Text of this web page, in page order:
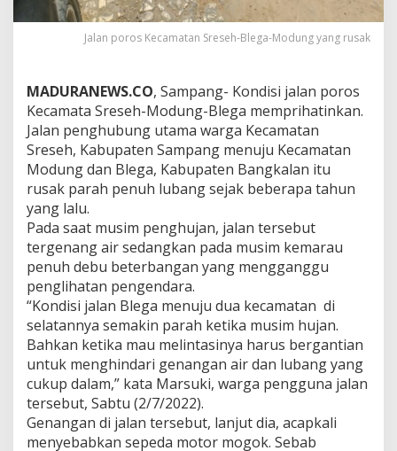
Jalan poros Kecamatan Sreseh-Blega-Modung yang rusak
MADURANEWS.CO, Sampang- Kondisi jalan poros
Kecamata Sreseh-Modung-Blega memprihatinkan.
Jalan penghubung utama warga Kecamatan
Sreseh, Kabupaten Sampang menuju Kecamatan
Modung dan Blega, Kabupaten Bangkalan itu
rusak parah penuh lubang sejak beberapa tahun
yang lalu.
Pada saat musim penghujan, jalan tersebut
tergenang air sedangkan pada musim kemarau
penuh debu beterbangan yang mengganggu
penglihatan pengendara.
“Kondisi jalan Blega menuju dua kecamatan di
selatannya semakin parah ketika musim hujan.
Bahkan ketika mau melintasinya harus bergantian
untuk menghindari genangan air dan lubang yang
cukup dalam,” kata Marsuki, warga pengguna jalan
tersebut, Sabtu (2/7/2022).
Genangan di jalan tersebut, lanjut dia, acapkali
menyebabkan sepeda motor mogok. Sebab